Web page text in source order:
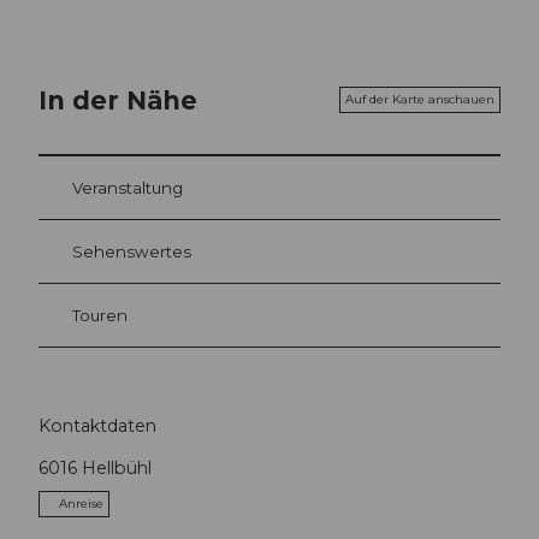
In der Nähe Auf der Karte anschauen
Veranstaltung
Sehenswertes
Touren
Kontaktdaten
6016 Hellbühl
Anreise